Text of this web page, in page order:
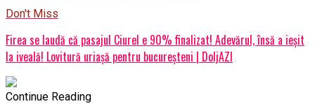
Don't Miss
Firea se laudă că pasajul Ciurel e 90% finalizat! Adevărul, însă a ieșit
la iveală! Lovitură uriașă pentru bucureșteni | DoljAZI
Continue Reading